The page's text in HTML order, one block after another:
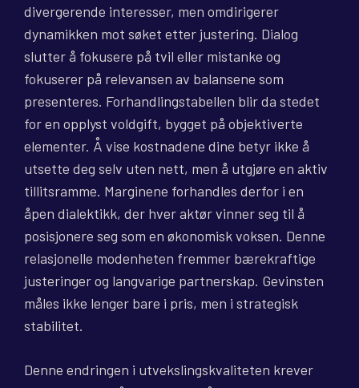
divergerende interesser, men omdirigerer
dynamikken mot søket etter justering. Dialog
slutter å fokusere på tvil eller mistanke og
fokuserer på relevansen av balansene som
presenteres. Forhandlingstabellen blir da stedet
for en opplyst voldgift, bygget på objektiverte
elementer. Å vise kostnadene dine betyr ikke å
utsette deg selv uten nett, men å utgjøre en aktiv
tillitsramme. Marginene forhandles derfor i en
åpen dialektikk, der hver aktør vinner seg til å
posisjonere seg som en økonomisk voksen. Denne
relasjonelle modenheten fremmer bærekraftige
justeringer og langvarige partnerskap. Gevinsten
måles ikke lenger bare i pris, men i strategisk
stabilitet.
Denne endringen i utvekslingskvaliteten krever